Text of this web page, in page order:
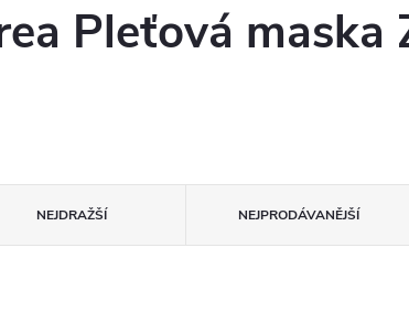
Pleťová maska
NEJDRAŽŠÍ NEJPRODÁVANĚJŠÍ